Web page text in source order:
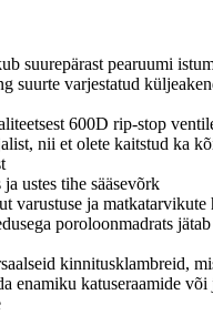
suurepärast pearuumi
suurte varjestatud
600D rip-stop
nii et olete kaitstud ka
ustes tihe sääsevõrk
varustuse ja matkatarvikute
poroloonmadrats
kinnitusklambreid,
enamiku katuseraamide või